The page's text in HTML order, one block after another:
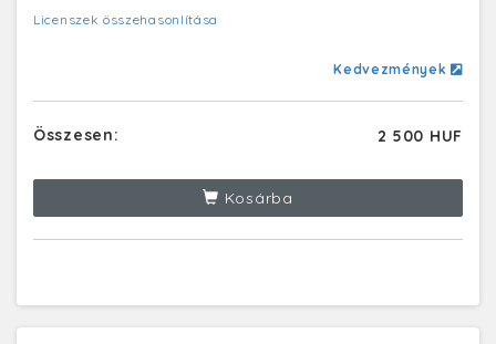
Licenszek összehasonlítása
Kedvezmények
Összesen: 2 500 HUF
Kosárba